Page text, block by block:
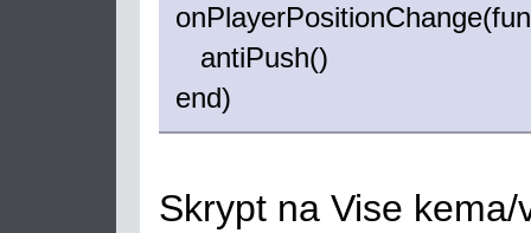
antiPush()
end)
Skrypt na Vise